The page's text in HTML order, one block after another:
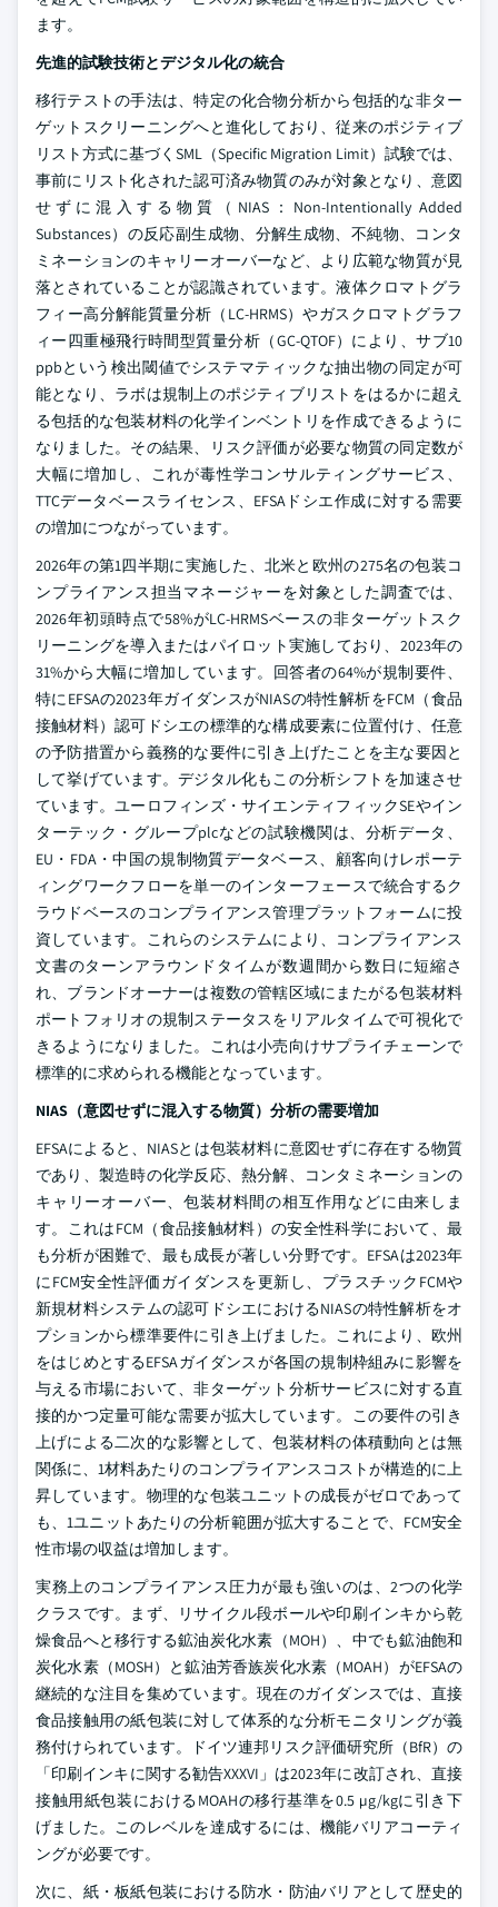
ます。
先進的試験技術とデジタル化の統合
移行テストの手法は、特定の化合物分析から包括的な非ター
ゲットスクリーニングへと進化しており、従来のポジティブ
リスト方式に基づくSML（Specific Migration Limit）試験では、
事前にリスト化された認可済み物質のみが対象となり、意図
せずに混入する物質（NIAS：Non-Intentionally Added
Substances）の反応副生成物、分解生成物、不純物、コンタ
ミネーションのキャリーオーバーなど、より広範な物質が見
落とされていることが認識されています。液体クロマトグラ
フィー高分解能質量分析（LC-HRMS）やガスクロマトグラフ
ィー四重極飛行時間型質量分析（GC-QTOF）により、サブ10
ppbという検出閾値でシステマティックな抽出物の同定が可
能となり、ラボは規制上のポジティブリストをはるかに超え
る包括的な包装材料の化学インベントリを作成できるように
なりました。その結果、リスク評価が必要な物質の同定数が
大幅に増加し、これが毒性学コンサルティングサービス、
TTCデータベースライセンス、EFSAドシエ作成に対する需要
の増加につながっています。
2026年の第1四半期に実施した、北米と欧州の275名の包装コ
ンプライアンス担当マネージャーを対象とした調査では、
2026年初頭時点で58%がLC-HRMSベースの非ターゲットスク
リーニングを導入またはパイロット実施しており、2023年の
31%から大幅に増加しています。回答者の64%が規制要件、
特にEFSAの2023年ガイダンスがNIASの特性解析をFCM（食品
接触材料）認可ドシエの標準的な構成要素に位置付け、任意
の予防措置から義務的な要件に引き上げたことを主な要因と
して挙げています。デジタル化もこの分析シフトを加速させ
ています。ユーロフィンズ・サイエンティフィックSEやイン
ターテック・グループplcなどの試験機関は、分析データ、
EU・FDA・中国の規制物質データベース、顧客向けレポーテ
ィングワークフローを単一のインターフェースで統合するク
ラウドベースのコンプライアンス管理プラットフォームに投
資しています。これらのシステムにより、コンプライアンス
文書のターンアラウンドタイムが数週間から数日に短縮さ
れ、ブランドオーナーは複数の管轄区域にまたがる包装材料
ポートフォリオの規制ステータスをリアルタイムで可視化で
きるようになりました。これは小売向けサプライチェーンで
標準的に求められる機能となっています。
NIAS（意図せずに混入する物質）分析の需要増加
EFSAによると、NIASとは包装材料に意図せずに存在する物質
であり、製造時の化学反応、熱分解、コンタミネーションの
キャリーオーバー、包装材料間の相互作用などに由来しま
す。これはFCM（食品接触材料）の安全性科学において、最
も分析が困難で、最も成長が著しい分野です。EFSAは2023年
にFCM安全性評価ガイダンスを更新し、プラスチックFCMや
新規材料システムの認可ドシエにおけるNIASの特性解析をオ
プションから標準要件に引き上げました。これにより、欧州
をはじめとするEFSAガイダンスが各国の規制枠組みに影響を
与える市場において、非ターゲット分析サービスに対する直
接的かつ定量可能な需要が拡大しています。この要件の引き
上げによる二次的な影響として、包装材料の体積動向とは無
関係に、1材料あたりのコンプライアンスコストが構造的に上
昇しています。物理的な包装ユニットの成長がゼロであって
も、1ユニットあたりの分析範囲が拡大することで、FCM安全
性市場の収益は増加します。
実務上のコンプライアンス圧力が最も強いのは、2つの化学
クラスです。まず、リサイクル段ボールや印刷インキから乾
燥食品へと移行する鉱油炭化水素（MOH）、中でも鉱油飽和
炭化水素（MOSH）と鉱油芳香族炭化水素（MOAH）がEFSAの
継続的な注目を集めています。現在のガイダンスでは、直接
食品接触用の紙包装に対して体系的な分析モニタリングが義
務付けられています。ドイツ連邦リスク評価研究所（BfR）の
「印刷インキに関する勧告XXXVI」は2023年に改訂され、直接
接触用紙包装におけるMOAHの移行基準を0.5 µg/kgに引き下
げました。このレベルを達成するには、機能バリアコーティ
ングが必要です。
次に、紙・板紙包装における防水・防油バリアとして歴史的